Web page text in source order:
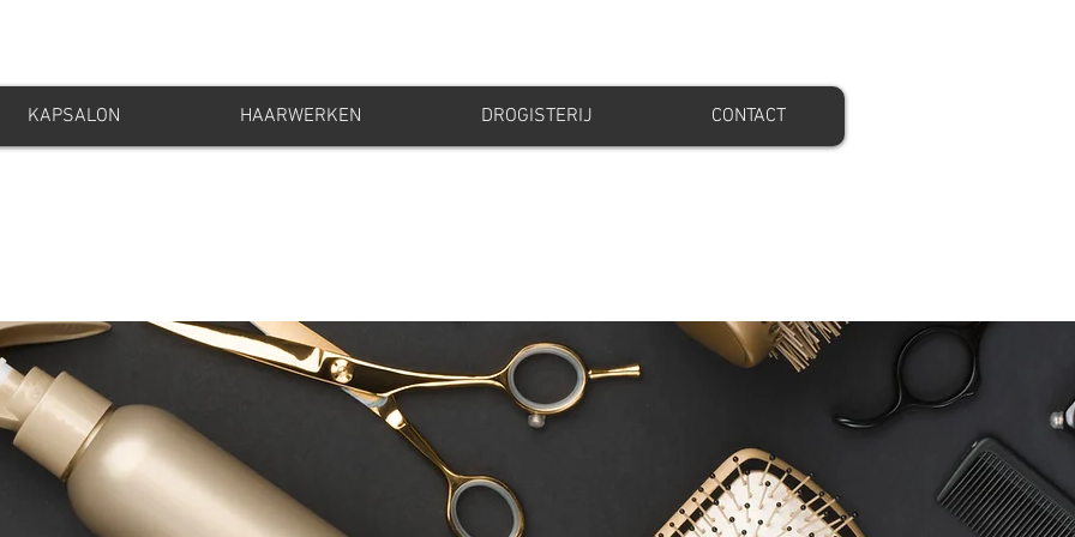
KAPSALON HAARWERKEN DROGISTERIJ CONTACT